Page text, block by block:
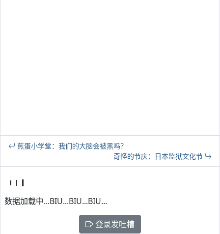
煎蛋小学堂：我们的大脑会被黑吗？
奇怪的节庆：日本监狱文化节
数据加载中...BIU...BIU...BIU...
登录发吐槽